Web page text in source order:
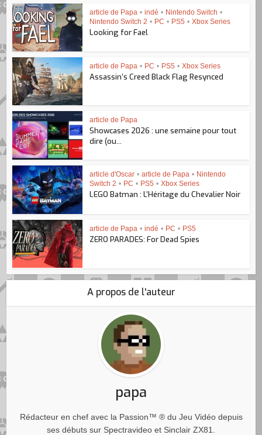
article de Papa • indé • Nintendo Switch •
Nintendo Switch 2 • PC • PS5 • Xbox Series
Looking for Fael
article de Papa • PC • PS5 • Xbox Series
Assassin’s Creed Black Flag Resynced
article de Papa
Showcases 2026 : une semaine pour tout
dire (ou...
article d'Oscar • article de Papa • Nintendo
Switch 2 • PC • PS5 • Xbox Series
LEGO Batman : L’Héritage du Chevalier Noir
article de Papa • indé • PC • PS5
ZERO PARADES: For Dead Spies
A propos de l'auteur
papa
Rédacteur en chef avec la Passion™ ® du Jeu Vidéo depuis
ses débuts sur Spectravideo et Sinclair ZX81.